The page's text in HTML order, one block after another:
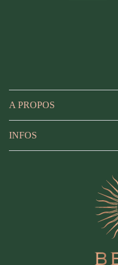
A PROPOS
INFOS